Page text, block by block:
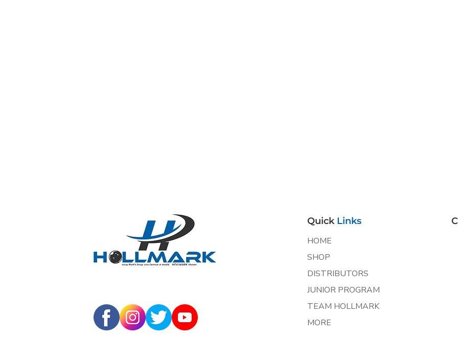
Quick Links
HOME
SHOP
DISTRIBUTORS
JUNIOR PROGRAM
TEAM HOLLMARK
MORE